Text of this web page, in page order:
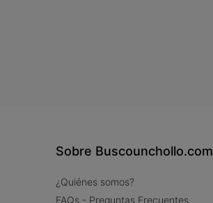
Sobre Buscounchollo.com
¿Quiénes somos?
FAQs - Preguntas Frecuentes